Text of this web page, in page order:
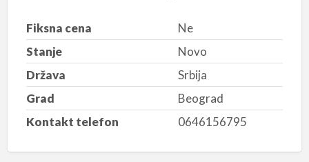
Fiksna cena
Ne
Stanje
Novo
Država
Srbija
Grad
Beograd
Kontakt telefon
0646156795